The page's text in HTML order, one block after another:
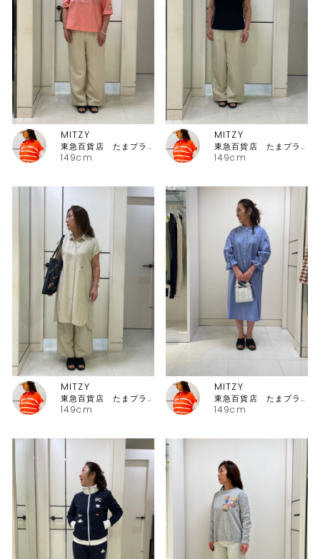
149cm
MITZY
東急百貨店 たまプラーザ店ピッコーネ
149cm
MITZY
東急百貨店 たまプラーザ店ピッコーネ
149cm
MITZY
東急百貨店 たまプラーザ店ピッコーネ
149cm
MITZY
東急百貨店 たまプラーザ店ピッコーネ